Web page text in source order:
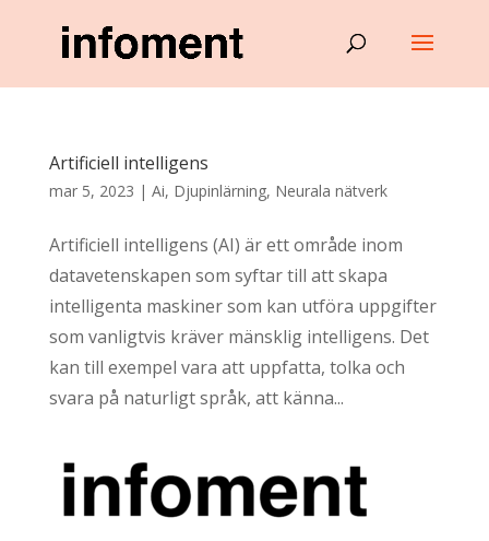
Artificiell intelligens
mar 5, 2023 | Ai, Djupinlärning, Neurala nätverk
Artificiell intelligens (AI) är ett område inom
datavetenskapen som syftar till att skapa
intelligenta maskiner som kan utföra uppgifter
som vanligtvis kräver mänsklig intelligens. Det
kan till exempel vara att uppfatta, tolka och
svara på naturligt språk, att känna...